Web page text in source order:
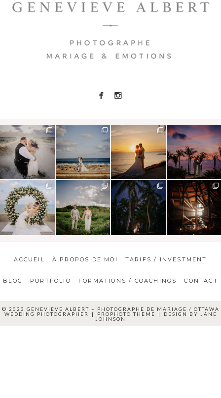
ACCUEIL À PROPOS DE MOI TARIFS / INVESTMENT
BLOG PORTFOLIO FORMATIONS / COACHINGS CONTACT
© 2023 GENEVIEVE ALBERT – PHOTOGRAPHE DE MARIAGE / OTTAWA
WEDDING PHOTOGRAPHER
| PROPHOTO THEME | DESIGN BY
JANE
JOHNSON